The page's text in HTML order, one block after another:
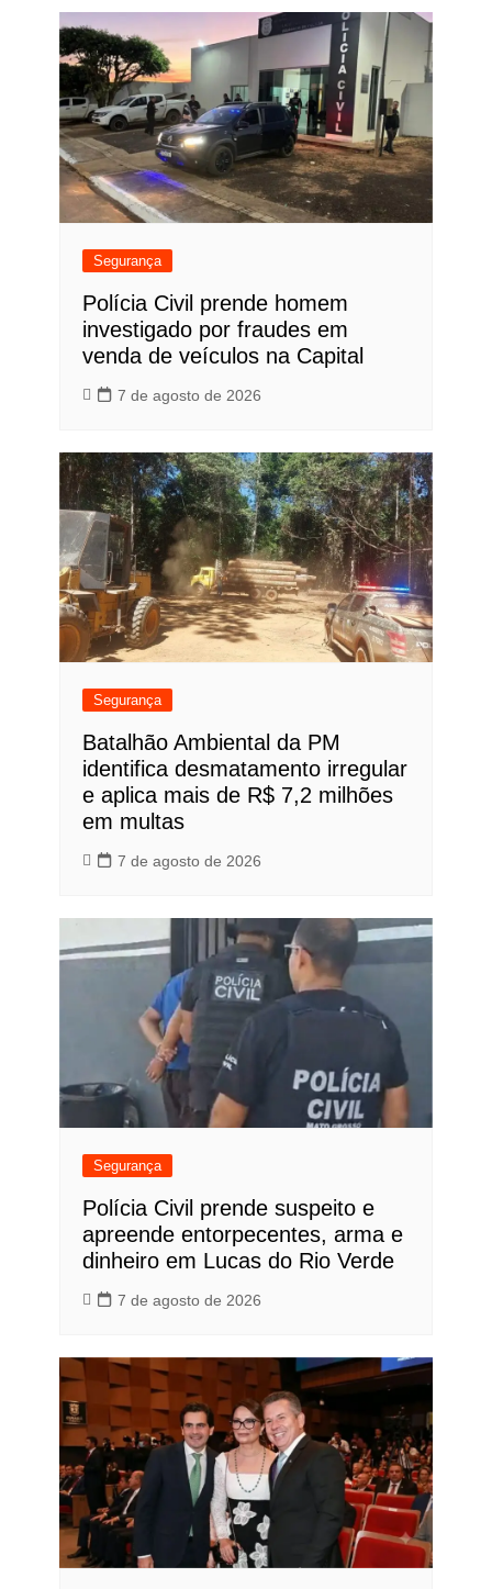
Post
Segurança
Polícia Civil prende homem
investigado por fraudes em
venda de veículos na Capital
7 de agosto de 2026
Segurança
Batalhão Ambiental da PM
identifica desmatamento irregular
e aplica mais de R$ 7,2 milhões
em multas
7 de agosto de 2026
Segurança
Polícia Civil prende suspeito e
apreende entorpecentes, arma e
dinheiro em Lucas do Rio Verde
7 de agosto de 2026